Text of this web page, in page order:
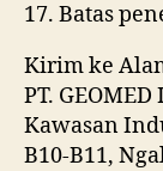
17. Batas
Kirim ke
PT.
Kawasan
B10-B11,